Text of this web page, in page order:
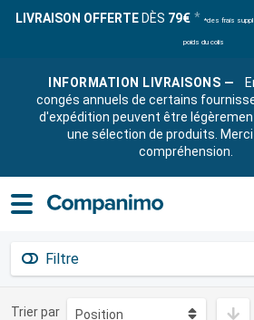
LIVRAISON OFFERTE DÈS 79€ *des frais
poids du colis
INFORMATION LIVRAISONS —
congés annuels de certains
d'expédition peuvent être
une sélection de produits.
compréhension.
Filtre
Trier par